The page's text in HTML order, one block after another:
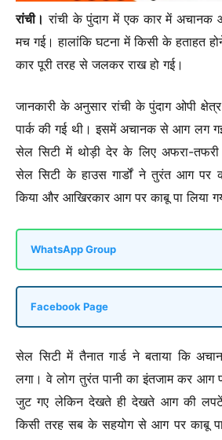
रांची। रांची के पुंदाग में एक कार में
मच गई। हालांकि घटना में किसी के हताहत
कार पूरी तरह से जलकर राख हो गई।
जानकारी के अनुसार रांची के पुंदाग ओपी
पार्क की गई थी। इसमें अचानक से आग लग
सेल सिटी में थोड़ी देर के लिए अफरा-
सेल सिटी के हाउस गार्डों ने तुरंत आग पर
किया और आखिरकार आग पर काबू पा लिया
WhatsApp Group
Facebook Page
सेल सिटी में तैनात गार्ड ने बताया कि
लगा। वे लोग तुरंत पानी का इंतजाम कर आग
जुट गए लेकिन देखते ही देखते आग की लपटें
किसी तरह सब के सहयोग से आग पर काबू